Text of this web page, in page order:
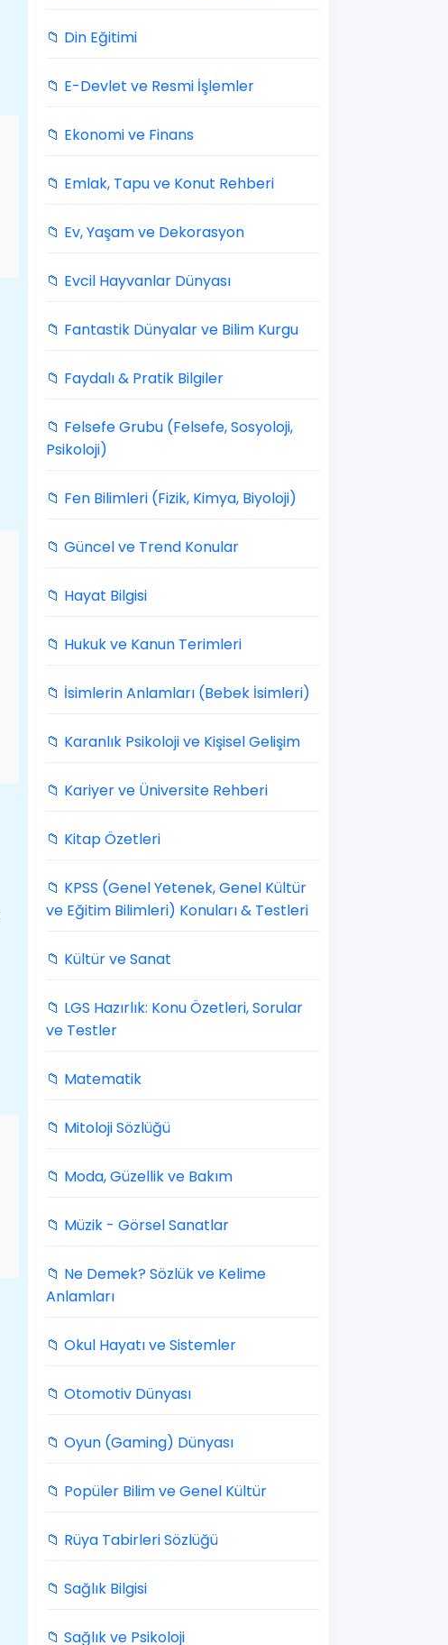
📁 Din Eğitimi
📁 E-Devlet ve Resmi İşlemler
📁 Ekonomi ve Finans
📁 Emlak, Tapu ve Konut Rehberi
📁 Ev, Yaşam ve Dekorasyon
📁 Evcil Hayvanlar Dünyası
📁 Fantastik Dünyalar ve Bilim Kurgu
📁 Faydalı & Pratik Bilgiler
📁 Felsefe Grubu (Felsefe, Sosyoloji,
Psikoloji)
📁 Fen Bilimleri (Fizik, Kimya, Biyoloji)
📁 Güncel ve Trend Konular
📁 Hayat Bilgisi
📁 Hukuk ve Kanun Terimleri
📁 İsimlerin Anlamları (Bebek İsimleri)
📁 Karanlık Psikoloji ve Kişisel Gelişim
📁 Kariyer ve Üniversite Rehberi
📁 Kitap Özetleri
📁 KPSS (Genel Yetenek, Genel Kültür
ve Eğitim Bilimleri) Konuları & Testleri
📁 Kültür ve Sanat
📁 LGS Hazırlık: Konu Özetleri, Sorular
ve Testler
📁 Matematik
📁 Mitoloji Sözlüğü
📁 Moda, Güzellik ve Bakım
📁 Müzik - Görsel Sanatlar
📁 Ne Demek? Sözlük ve Kelime
Anlamları
📁 Okul Hayatı ve Sistemler
📁 Otomotiv Dünyası
📁 Oyun (Gaming) Dünyası
📁 Popüler Bilim ve Genel Kültür
📁 Rüya Tabirleri Sözlüğü
📁 Sağlık Bilgisi
📁 Sağlık ve Psikoloji